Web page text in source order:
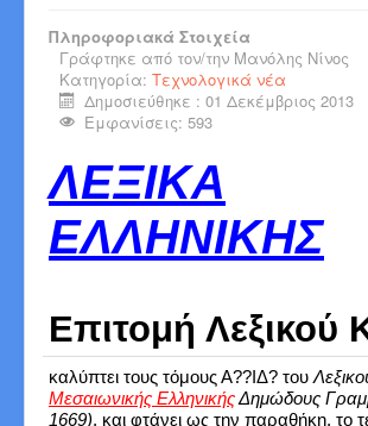
Πληροφοριακά Στοιχεία
Γράφτηκε από τον/την Μανόλης Νίνος
Κατηγορία: Τεχνολογικά νέα
Δημοσιεύθηκε : 01 Δεκέμβριος 2013
Εμφανίσεις: 593
ΛΕΞΙΚΑ
ΕΛΛΗΝΙΚΗΣ
Επιτομή Λεξικού
καλύπτει τους τόμους Α??ΙΔ? του
Μεσαιωνικής ΕλληνικήςΔημώδους
1669), και φτάνει ως την παραθήκη, το